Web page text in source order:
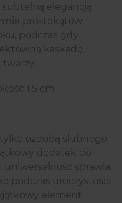
elegancją.
prostokątów
podczas gdy
kaskadę,
1,5 cm
ozdobą ślubnego
dodatek do
uniwersalność sprawia,
podczas uroczystości
element